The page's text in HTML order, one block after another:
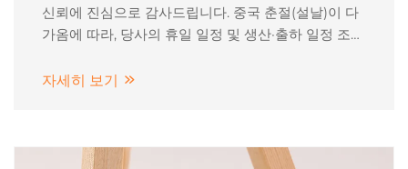
신뢰에 진심으로 감사드립니다. 중국 춘절(설날)이 다
가옴에 따라, 당사의 휴일 일정 및 생산·출하 일정 조정
자세히 보기